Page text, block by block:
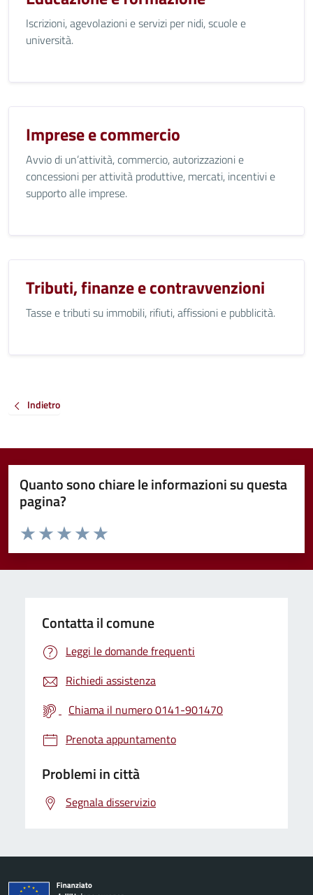
Iscrizioni, agevolazioni e servizi per nidi, scuole e
università.
Imprese e commercio
Avvio di un’attività, commercio, autorizzazioni e
concessioni per attività produttive, mercati, incentivi e
supporto alle imprese.
Tributi, finanze e contravvenzioni
Tasse e tributi su immobili, rifiuti, affissioni e pubblicità.
Indietro
Quanto sono chiare le informazioni su questa
pagina?
Valuta da 1 a 5 stelle la pagina
Valuta 5 stelle su 5
Valuta 4 stelle su 5
Valuta 3 stelle su 5
Valuta 2 stelle su 5
Valuta 1 stelle su 5
Contatta il comune
Leggi le domande frequenti
Richiedi assistenza
Chiama il numero 0141-901470
Prenota appuntamento
Problemi in città
Segnala disservizio